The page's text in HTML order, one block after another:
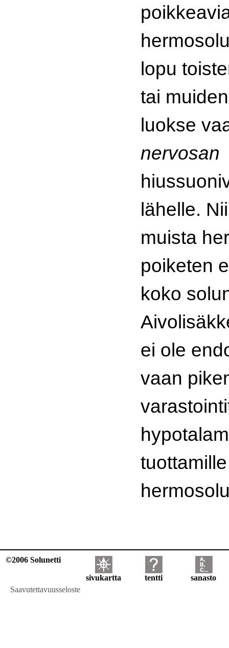
lopu
tai
luokse
nervosan
lähelle.
muista
poiketen
koko
ei ole
vaan
tuottamille
©2006 Solunetti
sivukartta tentti
sanasto
Saavutettavuusseloste